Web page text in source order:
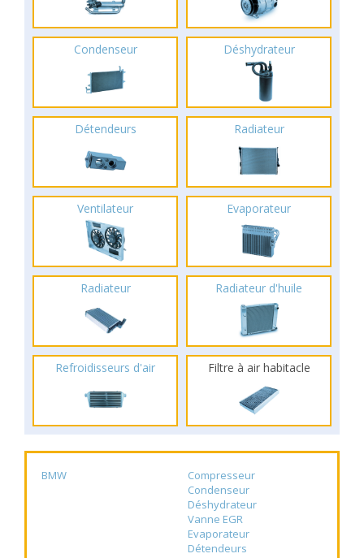
Condenseur Déshydrateur
Détendeurs Radiateur
Ventilateur Evaporateur
Radiateur Radiateur d'huile
Refroidisseurs d'air Filtre à air habitacle
BMW
Compresseur
Condenseur
Déshydrateur
Vanne EGR
Evaporateur
Détendeurs